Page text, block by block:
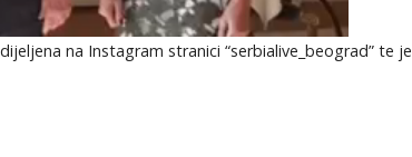
na Instagram stranici “serbialive_beograd” te je